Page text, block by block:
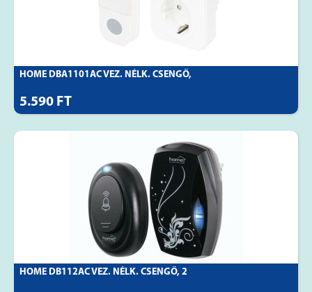
HOME DBA1101AC VEZ. NÉLK. CSENGŐ,
5.590 FT
HOME DB112AC VEZ. NÉLK. CSENGŐ, 2